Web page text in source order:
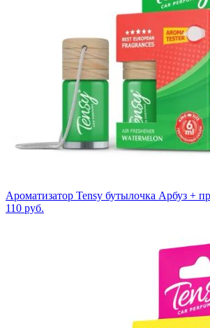
Ароматизатор Tensy бутылочка Арбуз +
110 руб.